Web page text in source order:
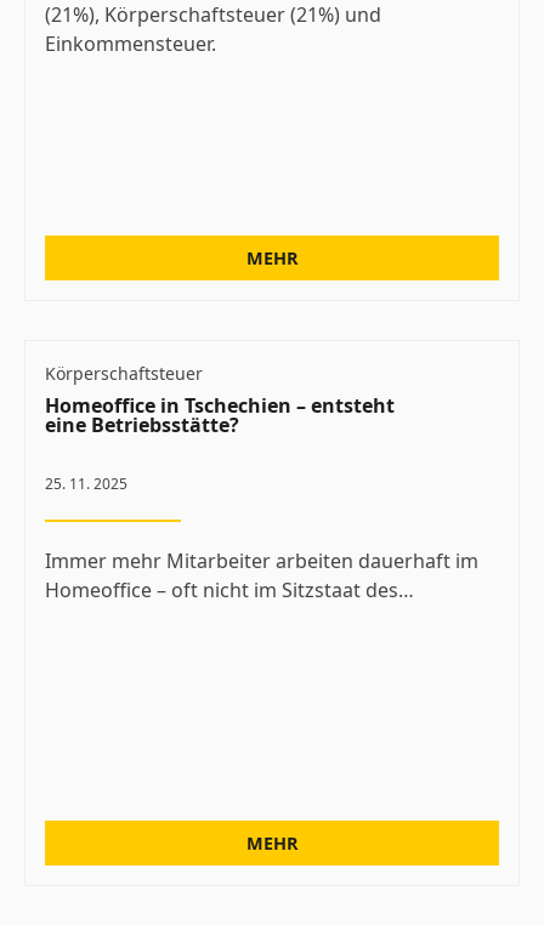
(21%), Körperschaftsteuer (21%) und
Einkommensteuer.
MEHR
Körperschaftsteuer
Homeoffice in Tschechien – entsteht
eine Betriebsstätte?
25. 11. 2025
Immer mehr Mitarbeiter arbeiten dauerhaft im
Homeoffice – oft nicht im Sitzstaat des…
MEHR